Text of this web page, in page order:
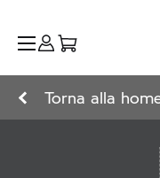
Torna alla